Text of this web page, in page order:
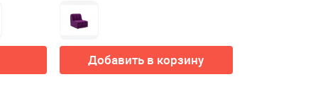
Добавить в корзину